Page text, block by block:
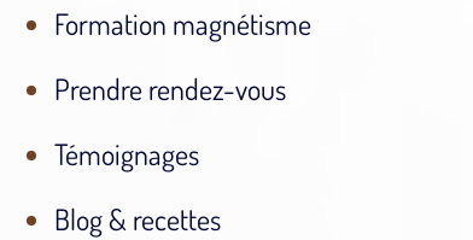
Formation magnétisme
Prendre rendez-vous
Témoignages
Blog & recettes